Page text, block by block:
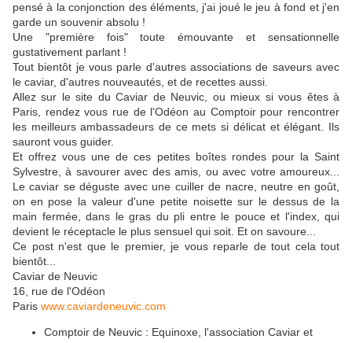
pensé à la conjonction des éléments, j'ai joué le jeu à fond et j'en
garde un souvenir absolu !
Une "première fois" toute émouvante et sensationnelle
gustativement parlant !
Tout bientôt je vous parle d'autres associations de saveurs avec
le caviar, d'autres nouveautés, et de recettes aussi.
Allez sur le site du Caviar de Neuvic, ou mieux si vous êtes à
Paris, rendez vous rue de l'Odéon au Comptoir pour rencontrer
les meilleurs ambassadeurs de ce mets si délicat et élégant. Ils
sauront vous guider.
Et offrez vous une de ces petites boîtes rondes pour la Saint
Sylvestre, à savourer avec des amis, ou avec votre amoureux...
Le caviar se déguste avec une cuiller de nacre, neutre en goût,
on en pose la valeur d'une petite noisette sur le dessus de la
main fermée, dans le gras du pli entre le pouce et l'index, qui
devient le réceptacle le plus sensuel qui soit. Et on savoure...
Ce post n'est que le premier, je vous reparle de tout cela tout
bientôt...
Caviar de Neuvic
16, rue de l'Odéon
Paris www.caviardeneuvic.com
Comptoir de Neuvic : Equinoxe, l'association Caviar et